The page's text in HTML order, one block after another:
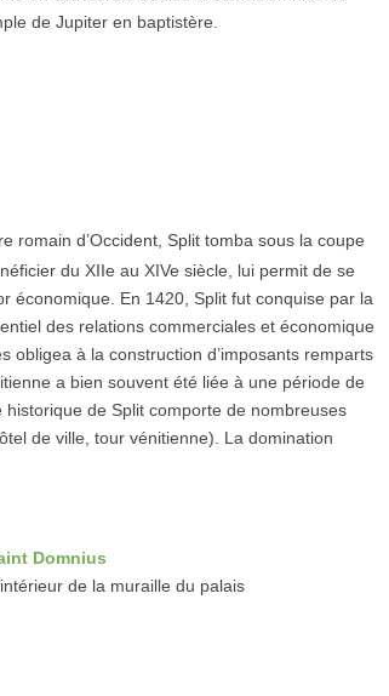
de Jupiter en baptistère.
romain d’Occident, Split tomba sous la coupe
du XIIe au XIVe siècle, lui permit de se
économique. En 1420, Split fut conquise par la
des relations commerciales et économique
obligea à la construction d’imposants remparts
a bien souvent été liée à une période de
de Split comporte de nombreuses
de ville, tour vénitienne). La domination
de la muraille du palais